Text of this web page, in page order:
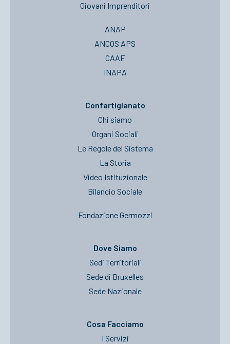
Giovani Imprenditori
ANAP
ANCOS APS
CAAF
INAPA
Confartigianato
Chi siamo
Organi Sociali
Le Regole del Sistema
La Storia
Video Istituzionale
Bilancio Sociale
Fondazione Germozzi
Dove Siamo
Sedi Territoriali
Sede di Bruxelles
Sede Nazionale
Cosa Facciamo
I Servizi